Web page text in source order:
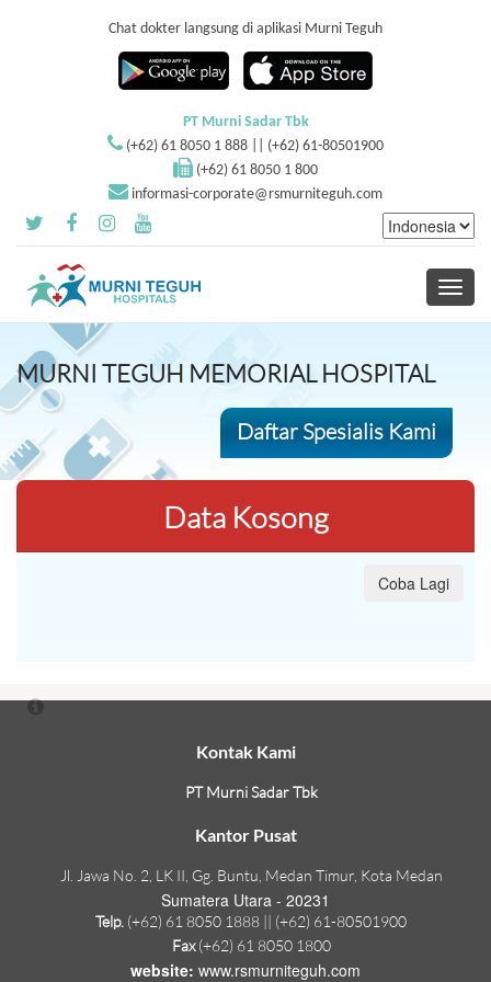
Chat dokter langsung di aplikasi Murni Teguh
PT Murni Sadar Tbk
(+62) 61 8050 1 888 || (+62) 61-80501900
(+62) 61 8050 1 800
informasi-corporate@rsmurniteguh.com
Toggle
MURNI TEGUH MEMORIAL HOSPITAL
Daftar Spesialis Kami
Data Kosong
Coba Lagi
Kontak Kami
PT Murni Sadar Tbk
Kantor Pusat
Jl. Jawa No. 2, LK II, Gg. Buntu, Medan Timur, Kota Medan
Sumatera Utara - 20231
Telp. (+62) 61 8050 1888 || (+62) 61-80501900
Fax(+62) 61 8050 1800
website: www.rsmurniteguh.com